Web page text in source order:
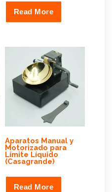
Read More
Aparatos Manual y
Motorizado para
Límite Líquido
(Casagrande)
Read More